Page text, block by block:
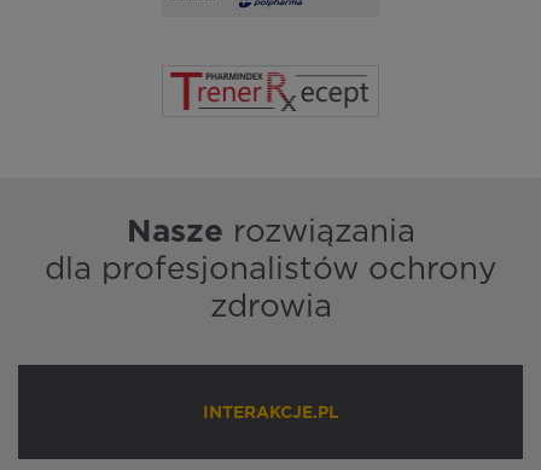
Nasze rozwiązania
dla profesjonalistów ochrony
zdrowia
INTERAKCJE.PL